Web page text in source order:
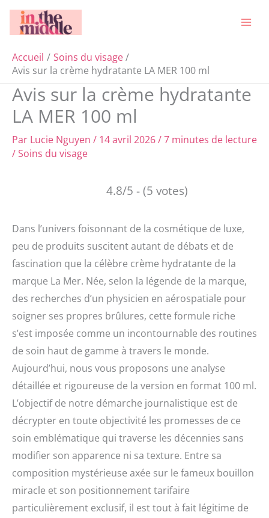
Aller
Accueil
Soins du visage
Avis sur la crème hydratante LA MER 100 ml
Avis sur la crème hydratante
LA MER 100 ml
Par Lucie Nguyen / 14 avril 2026/7 minutes de lecture
/Soins du visage
4.8/5 - (5 votes)
Dans l’univers foisonnant de la cosmétique de luxe,
peu de produits suscitent autant de débats et de
fascination que la célèbre crème hydratante de la
marque La Mer. Née, selon la légende de la marque,
des recherches d’un physicien en aérospatiale pour
soigner ses propres brûlures, cette formule riche
s’est imposée comme un incontournable des routines
de soin haut de gamme à travers le monde.
Aujourd’hui, nous vous proposons une analyse
détaillée et rigoureuse de la version en format 100 ml.
L’objectif de notre démarche journalistique est de
décrypter en toute objectivité les promesses de ce
soin emblématique qui traverse les décennies sans
modifier son apparence ni sa texture. Entre sa
composition mystérieuse axée sur le fameux bouillon
miracle et son positionnement tarifaire
particulièrement exclusif, il est tout à fait légitime de
Rechercher